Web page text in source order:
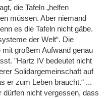
die Tafeln „helfen
müssen. Aber niemand
es die Tafeln nicht gäbe.
der Welt“. Die
großem Aufwand genau
"Hartz IV bedeutet nicht
Solidargemeinschaft auf
er zum Leben braucht.“ ...
dürfen nicht vergessen, dass